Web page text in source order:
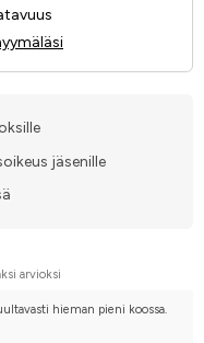
jäsenille
arvioksi
hieman pieni koossa.